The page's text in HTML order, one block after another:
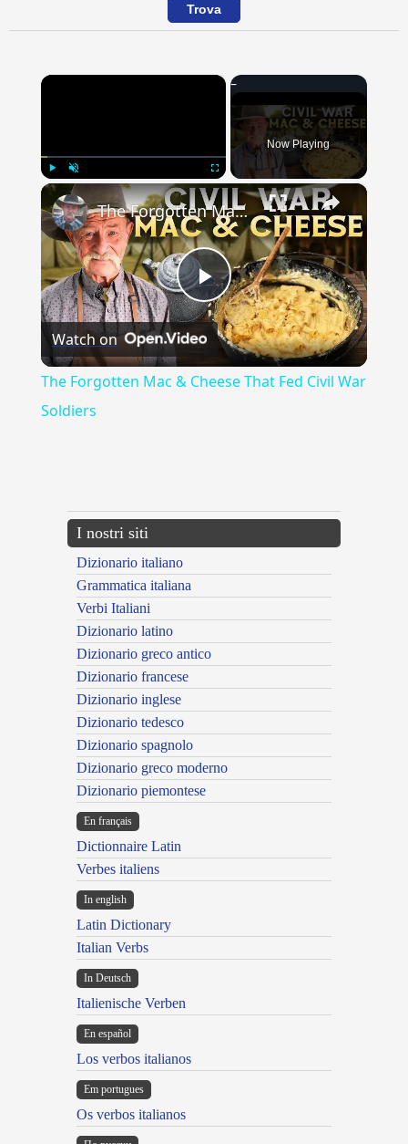
×
Play Unmute Fullscreen
Now Playing
×
Play
Video
The Forgotten Mac & Cheese That Fed Civil War Soldiers
Watch on
The Forgotten Mac & Cheese That Fed Civil War
Soldiers
I nostri siti
Dizionario italiano
Grammatica italiana
Verbi Italiani
Dizionario latino
Dizionario greco antico
Dizionario francese
Dizionario inglese
Dizionario tedesco
Dizionario spagnolo
Dizionario greco moderno
Dizionario piemontese
En français
Dictionnaire Latin
Verbes italiens
In english
Latin Dictionary
Italian Verbs
In Deutsch
Italienische Verben
En español
Los verbos italianos
Em portugues
Os verbos italianos